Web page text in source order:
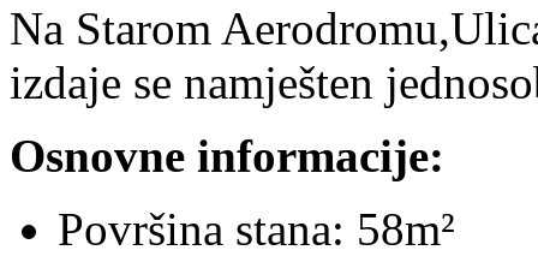
Na Starom
izdaje se namješten
Osnovne informacije:
Površina stana: 58m²